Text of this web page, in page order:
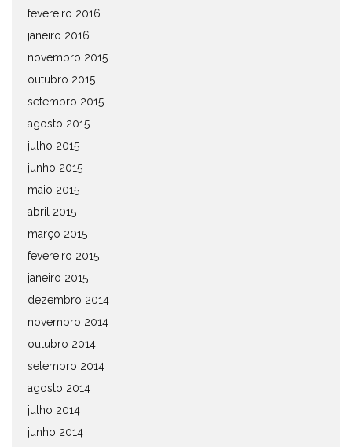
fevereiro 2016
janeiro 2016
novembro 2015
outubro 2015
setembro 2015
agosto 2015
julho 2015
junho 2015
maio 2015
abril 2015
março 2015
fevereiro 2015
janeiro 2015
dezembro 2014
novembro 2014
outubro 2014
setembro 2014
agosto 2014
julho 2014
junho 2014